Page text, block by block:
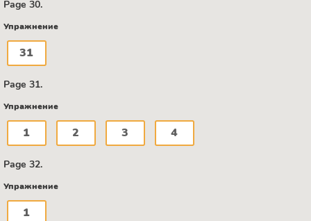
Page 30.
Упражнение
31
Page 31.
Упражнение
1 2 3 4
Page 32.
Упражнение
1